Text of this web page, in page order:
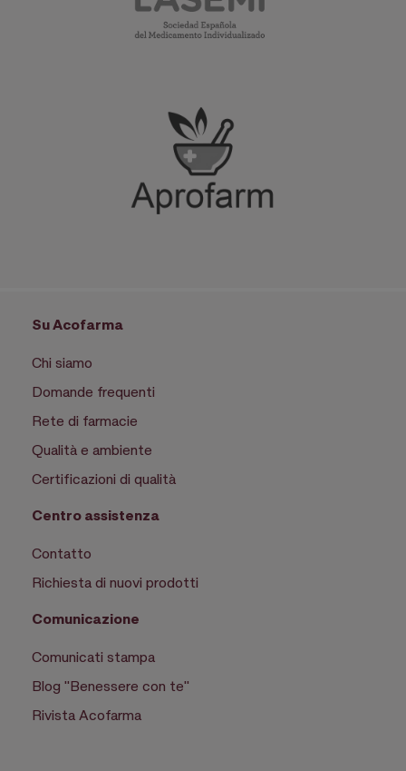
Su Acofarma
Chi siamo
Domande frequenti
Rete di farmacie
Qualità e ambiente
Certificazioni di qualità
Centro assistenza
Contatto
Richiesta di nuovi prodotti
Comunicazione
Comunicati stampa
Blog "Benessere con te"
Rivista Acofarma